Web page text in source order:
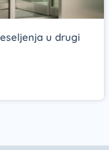
u drugi